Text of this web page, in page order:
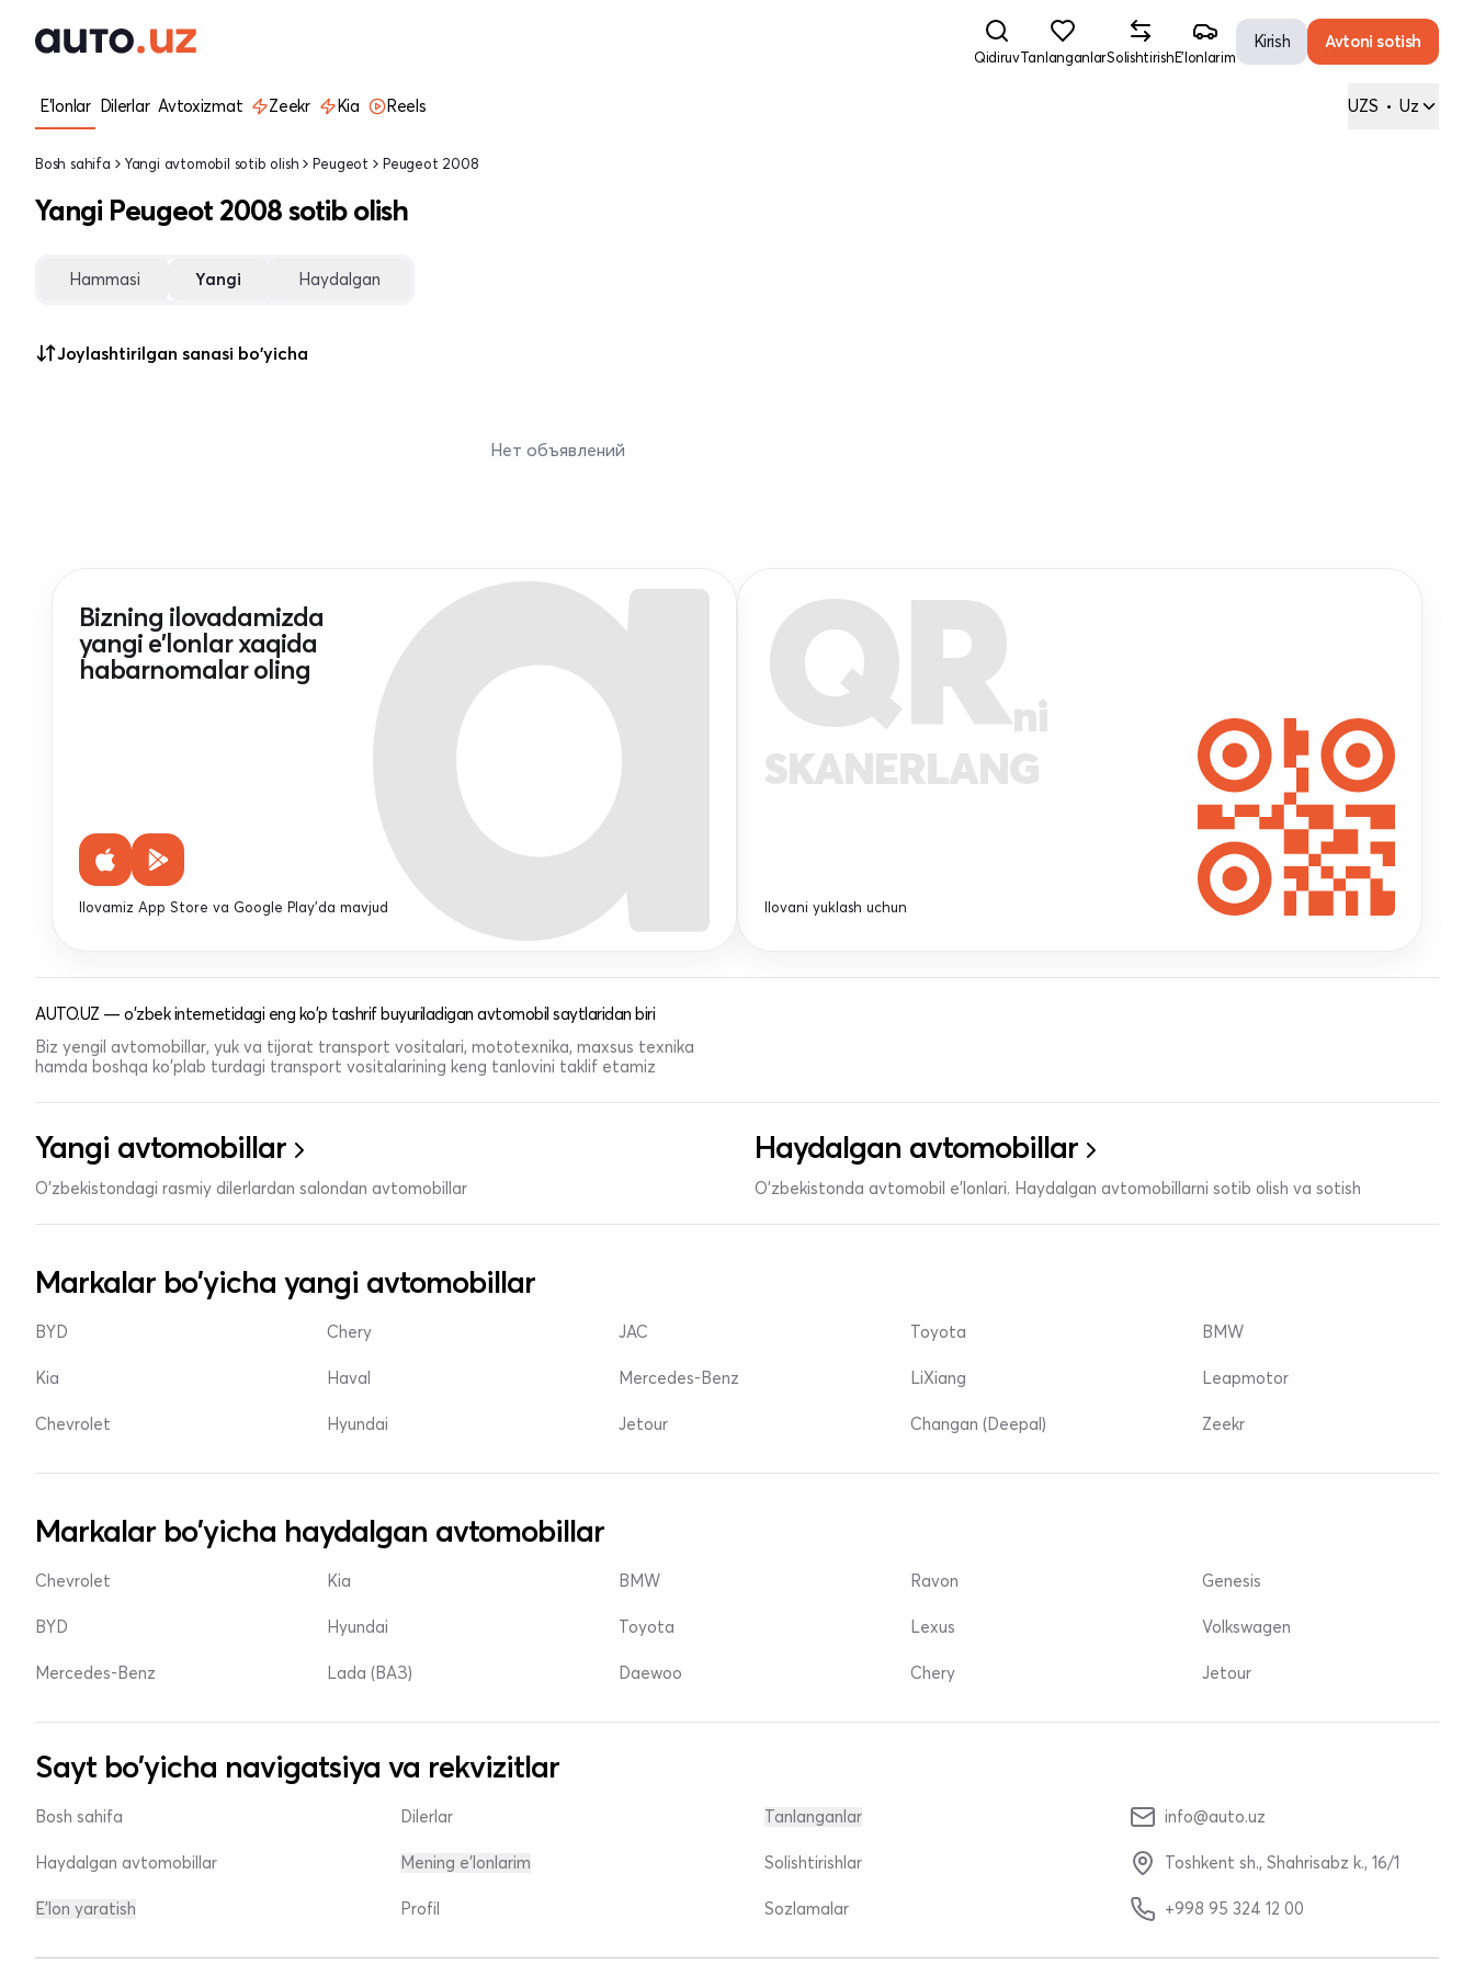
QidiruvTanlanganlarSolishtirishE'lonlarim
Kirish Avtoni sotish
E'lonlar Dilerlar Avtoxizmat Zeekr Kia Reels UZS • Uz
Bosh sahifa Yangi avtomobil sotib olish Peugeot Peugeot 2008
Yangi Peugeot 2008 sotib olish
Hammasi Yangi Haydalgan
Joylashtirilgan sanasi bo'yicha
Нет объявлений
Bizning ilovadamizda
yangi e'lonlar xaqida
habarnomalar oling
Ilovamiz App Store va Google Play'da mavjud
QRni
SKANERLANG
Ilovani yuklash uchun
AUTO.UZ — o'zbek internetidagi eng ko'p tashrif buyuriladigan avtomobil saytlaridan biri
Biz yengil avtomobillar, yuk va tijorat transport vositalari, mototexnika, maxsus texnika
hamda boshqa ko'plab turdagi transport vositalarining keng tanlovini taklif etamiz
Yangi avtomobillar
O'zbekistondagi rasmiy dilerlardan salondan avtomobillar
Haydalgan avtomobillar
O'zbekistonda avtomobil e’lonlari. Haydalgan avtomobillarni sotib olish va sotish
Markalar bo'yicha yangi avtomobillar
BYD
Kia
Chevrolet
Chery
Haval
Hyundai
JAC
Mercedes-Benz
Jetour
Toyota
LiXiang
Changan (Deepal)
BMW
Leapmotor
Zeekr
Markalar bo'yicha haydalgan avtomobillar
Chevrolet
BYD
Mercedes-Benz
Kia
Hyundai
Lada (ВАЗ)
BMW
Toyota
Daewoo
Ravon
Lexus
Chery
Genesis
Volkswagen
Jetour
Sayt bo'yicha navigatsiya va rekvizitlar
Bosh sahifa
Haydalgan avtomobillar
E'lon yaratish
Dilerlar
Mening e'lonlarim
Profil
Tanlanganlar
Solishtirishlar
Sozlamalar
info@auto.uz
Toshkent sh., Shahrisabz k., 16/1
+998 95 324 12 00